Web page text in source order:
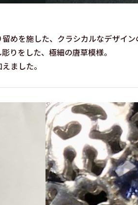
めを施した、クラシカルなデザイン
りをした、極細の唐草模様。
ました。